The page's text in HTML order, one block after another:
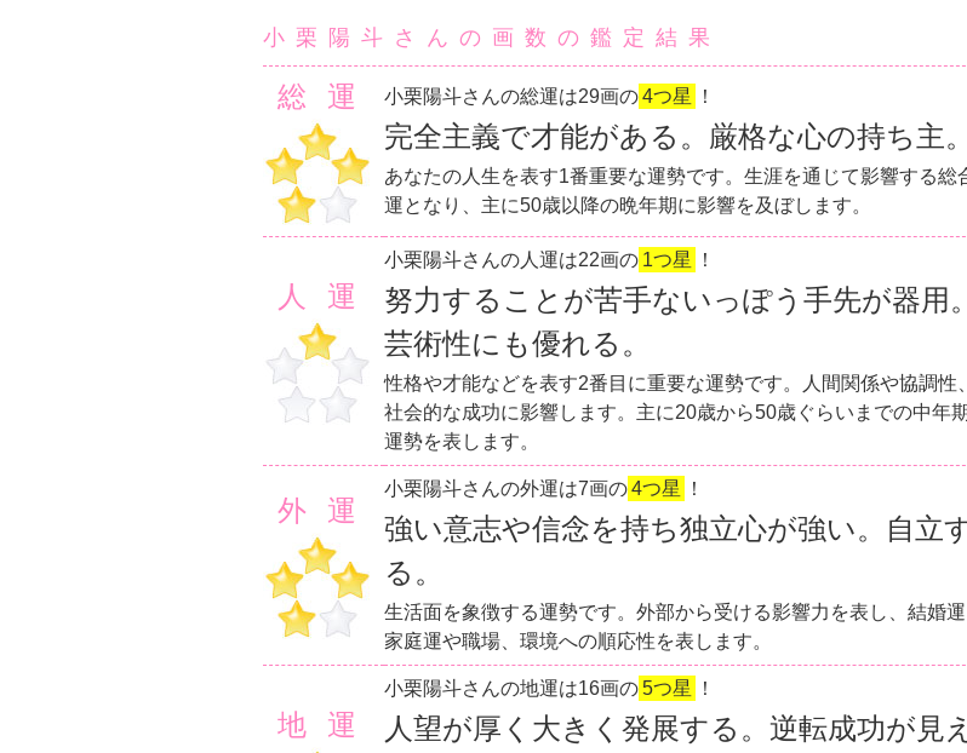
小栗陽斗さんの画数の鑑定結果
総運 小栗陽斗さんの総運は29画の4つ星 ！
完全主義で才能がある。厳格な心の持ち主。
あなたの人生を表す1番重要な運勢です。生涯を通じて影響する総
運となり、主に50歳以降の晩年期に影響を及ぼします。
人運
小栗陽斗さんの人運は22画の 1つ星 ！
努力することが苦手ないっぽう手先が器用。
芸術性にも優れる。
性格や才能などを表す2番目に重要な運勢です。人間関係や協調性、
社会的な成功に影響します。主に20歳から50歳ぐらいまでの中年
運勢を表します。
外運
小栗陽斗さんの外運は7画の4つ星 ！
強い意志や信念を持ち独立心が強い。自立
る。
生活面を象徴する運勢です。外部から受ける影響力を表し、結婚運
家庭運や職場、環境への順応性を表します。
地運
小栗陽斗さんの地運は16画の5つ星 ！
人望が厚く大きく発展する。逆転成功が見え